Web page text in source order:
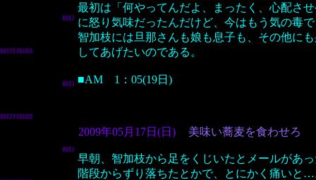
最初は「何やってんだよ、まったく、心配さ
に怒り気味だったんだけど、今はもう気の毒
智加枝には旦那さんも娘も息子も、その他に
してあげたいのである。
■AM 1：05(19日)
2009年05月17日(日) 美味い蕎麦を食わせろ
早朝、智加枝から足をくじいたとメールがあ
階段からずり落ちたとかで、とにかく痛い